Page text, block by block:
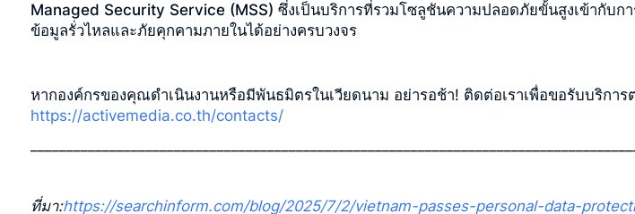
Managed Security Service (MSS) ซึ่งเป็นบริการที่รวมโซลูชันความปลอดภัยขั้นสูงเข้ากับ
ข้อมูลรั่วไหลและภัยคุกคามภายในได้อย่างครบวงจร
หากองค์กรของคุณดำเนินงานหรือมีพันธมิตรในเวียดนาม อย่ารอช้า! ติดต่อเราเพื่อขอรับบริกา
https://activemedia.co.th/contacts/
ที่มา:https://searchinform.com/blog/2025/7/2/vietnam-passes-personal-data-